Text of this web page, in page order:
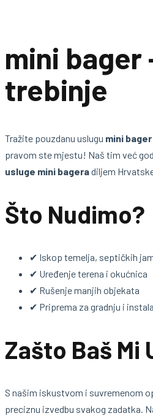
mini bager
trebinje
Tražite pouzdanu uslugu mini bager
pravom ste mjestu! Naš tim već
usluge mini bageradiljem
Što Nudimo?
✔ Iskop temelja, septičkih
✔ Uređenje terena i okućnica
✔ Rušenje manjih objekata
✔ Priprema za gradnju i
Zašto Baš Mi
S našim iskustvom i suvremenom
preciznu izvedbu svakog zadatka.